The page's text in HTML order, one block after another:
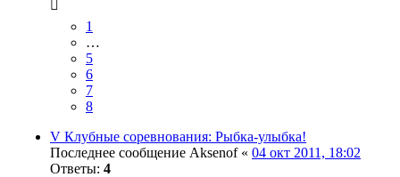
1
…
5
6
7
8
V Клубные соревнования: Рыбка-улыбка!
Последнее сообщение Aksenof« 04 окт 2011, 18:02
Ответы: 4